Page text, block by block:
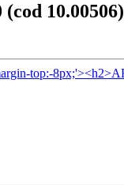
10.00506)